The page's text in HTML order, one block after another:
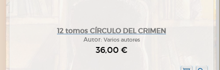
12 tomos CÍRCULO DEL CRIMEN
Autor: Varios autores
36,00 €